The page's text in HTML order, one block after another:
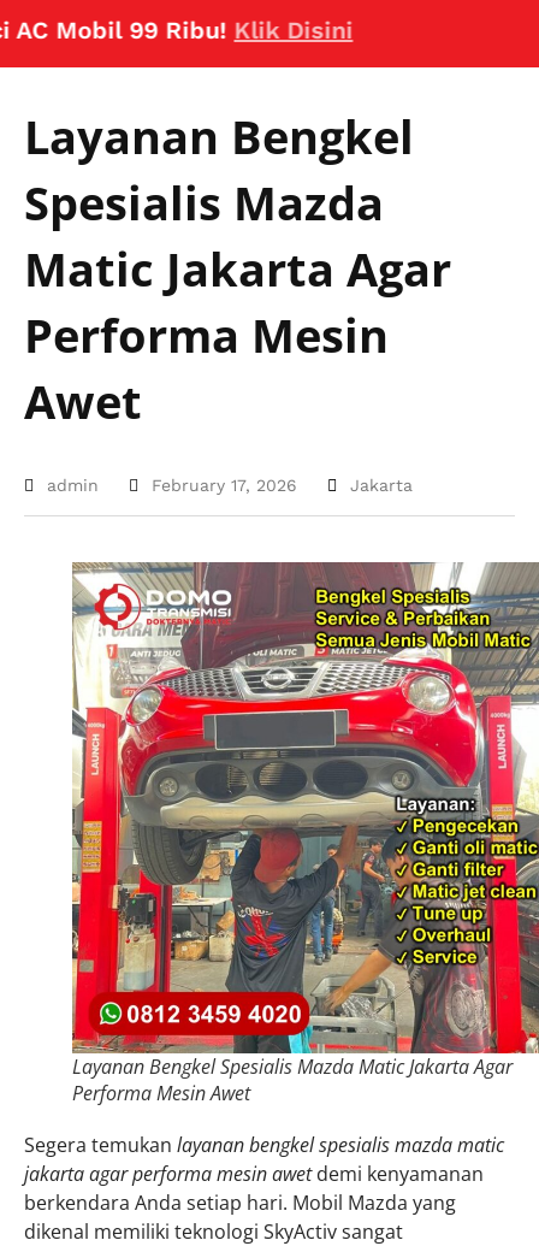
99 Ribu!Klik Disini
Layanan Bengkel
Spesialis Mazda
Matic Jakarta Agar
Performa Mesin
Awet
admin February 17, 2026 Jakarta
Layanan Bengkel Spesialis Mazda Matic Jakarta Agar
Performa Mesin Awet
Segera temukan layanan bengkel spesialis mazda matic
jakarta agar performa mesin awetdemi kenyamanan
berkendara Anda setiap hari. Mobil Mazda yang
dikenal memiliki teknologi SkyActiv sangat